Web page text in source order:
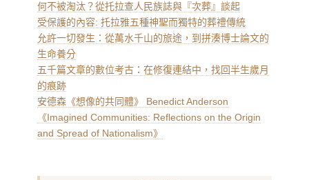
何不被淘汰？從托拉查人民族誌與『次葬』談起
受保護的內容: 托拉雅五種神聖而獨特的葬禮傳統
允許一切發生：從萬水千山的旅途，到拼湊博士論文的
生命養分
五千篇文章的數位考古：在修復連結中，找回半生歲月
的痕跡
安德森《想像的共同體》 Benedict Anderson
《Imagined Communities: Reflections on the Origin
and Spread of Nationalism》